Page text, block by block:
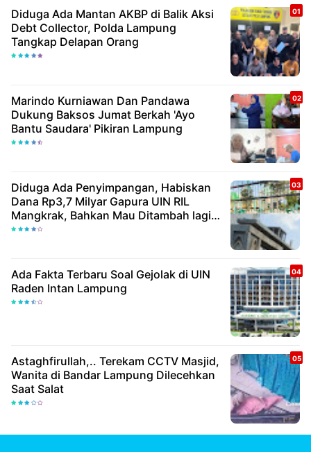
Diduga Ada Mantan AKBP di Balik Aksi
Debt Collector, Polda Lampung
Tangkap Delapan Orang
Marindo Kurniawan Dan Pandawa
Dukung Baksos Jumat Berkah 'Ayo
Bantu Saudara' Pikiran Lampung
Diduga Ada Penyimpangan, Habiskan
Dana Rp3,7 Milyar Gapura UIN RIL
Mangkrak, Bahkan Mau Ditambah lagi 7
Milyar
Ada Fakta Terbaru Soal Gejolak di UIN
Raden Intan Lampung
Astaghfirullah,.. Terekam CCTV Masjid,
Wanita di Bandar Lampung Dilecehkan
Saat Salat